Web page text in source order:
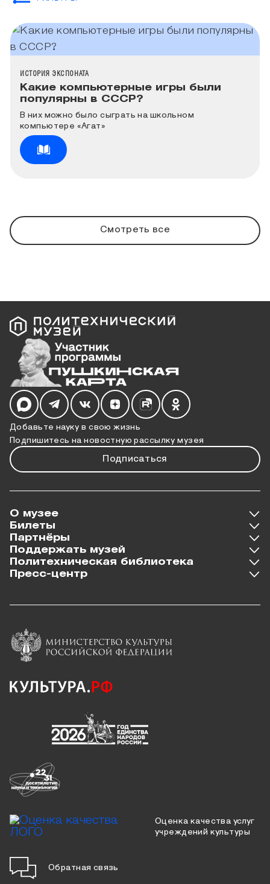
КАТЕГОРИЯ МЕДИА
ИСТОРИЯ ЭКСПОНАТА
Какие компьютерные игры были
популярны в СССР?
В них можно было сыграть на школьном
компьютере «Агат»
Смотреть все
Добавьте науку в свою жизнь
Подпишитесь на новостную рассылку музея
Подписаться
Мы в социальных сетях
О музее
Билеты
Партнёры
Поддержать музей
Политехническая библиотека
Пресс-центр
Оценка качества услуг
учреждений культуры
Обратная связь